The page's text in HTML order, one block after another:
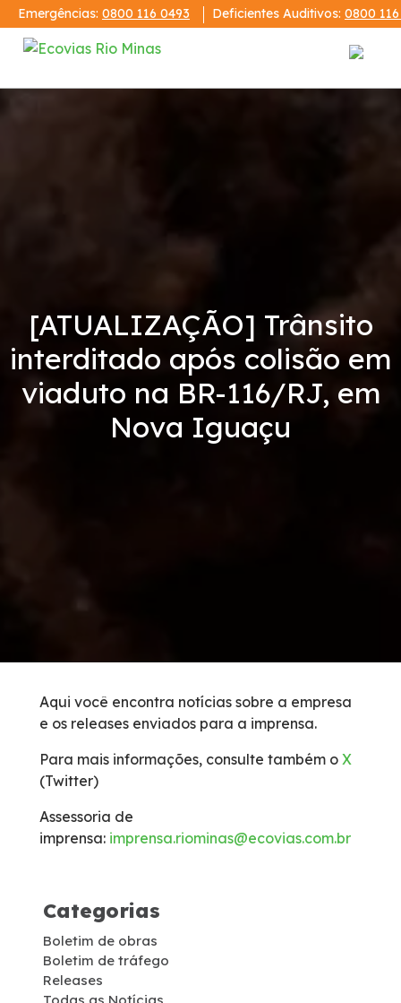
Emergências: 0800 116 0493 Deficientes Auditivos: 0800
Notícias
Revistas
Condições da Via
Estatística de acidentes
Benefícios Tarifários
Monitoramento 24h – CCO
Inspeção de Tráfego
[ATUALIZAÇÃO] Trânsito
interditado após colisão em
viaduto na BR-116/RJ, em
Nova Iguaçu
Aqui você encontra notícias sobre a empresa
e os releases enviados para a imprensa.
Para mais informações, consulte também o X
(Twitter)
Assessoria de
imprensa: imprensa.riominas@ecovias.com.br
Categorias
Boletim de obras
Boletim de tráfego
Releases